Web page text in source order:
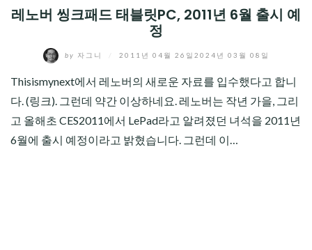
레노버 씽크패드 태블릿PC, 2011년 6월 출시 예
정
by 자그니 2011년 04월 26일 2024년 03월 08일
Thisismynext에서 레노버의 새로운 자료를 입수했다고 합니
다. (링크). 그런데 약간 이상하네요. 레노버는 작년 가을, 그리
고 올해초 CES2011에서 LePad라고 알려졌던 녀석을 2011년
6월에 출시 예정이라고 밝혔습니다. 그런데 이…